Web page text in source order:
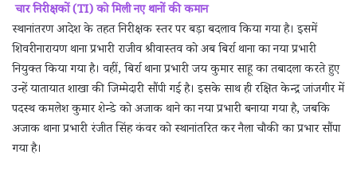
चार निरीक्षकों (TI) को मिली नए थानों की कमान
स्थानांतरण आदेश के तहत निरीक्षक स्तर पर बड़ा बदलाव किया गया है। इसमें
शिवरीनारायण थाना प्रभारी राजीव श्रीवास्तव को अब बिर्रा थाना का नया प्रभारी
नियुक्त किया गया है। वहीं, बिर्रा थाना प्रभारी जय कुमार साहू का तबादला करते हुए
उन्हें यातायात शाखा की जिम्मेदारी सौंपी गई है। इसके साथ ही रक्षित केन्द्र जांजगीर में
पदस्थ कमलेश कुमार शेन्डे को अजाक थाने का नया प्रभारी बनाया गया है, जबकि
अजाक थाना प्रभारी रंजीत सिंह कंवर को स्थानांतरित कर नैला चौकी का प्रभार सौंपा
गया है।